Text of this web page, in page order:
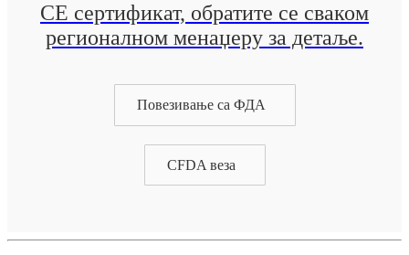
CE сертификат, обратите се сваком
регионалном менаџеру за детаље.
Повезивање са ФДА
CFDA веза